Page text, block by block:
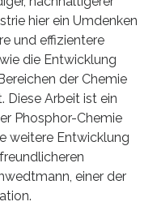
hier ein Umdenken
und effizientere
die Entwicklung
der Chemie
Diese Arbeit ist ein
Phosphor-Chemie
weitere Entwicklung
einer der